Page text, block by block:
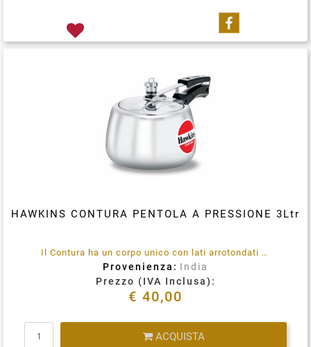
Condividi su
HAWKINS CONTURA PENTOLA A PRESSIONE 3Ltr
Il Contura ha un corpo unico con lati arrotondati per facilitare la mescolazione, migliore visibilità e una facile rimozione del cibo. Per piatti difficili che richiedono molta mescolatura, Contura è la pentola ideale.
Provenienza: India
Prezzo (IVA Inclusa):
€ 40,00
ACQUISTA